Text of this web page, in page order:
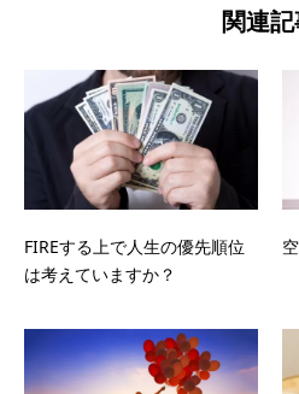
関連
FIREする上で人生の優先順位
は考えていますか？